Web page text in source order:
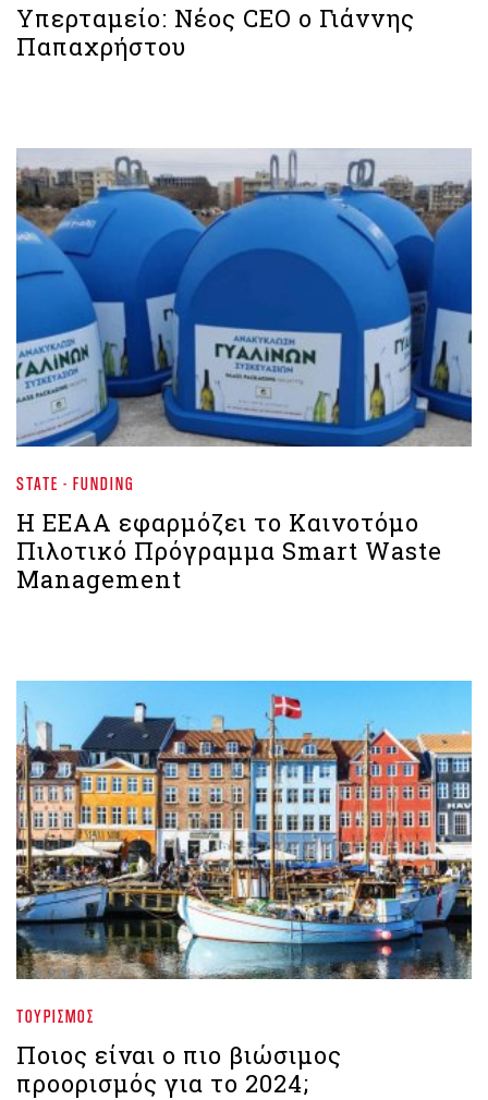
Υπερταμείο: Νέος CEO ο Γιάννης
Παπαχρήστου
STATE - FUNDING
Η ΕΕΑΑ εφαρμόζει το Καινοτόμο
Πιλοτικό Πρόγραμμα Smart Waste
Management
ΤΟΥΡΙΣΜΌΣ
Ποιος είναι ο πιο βιώσιμος
προορισμός για το 2024;